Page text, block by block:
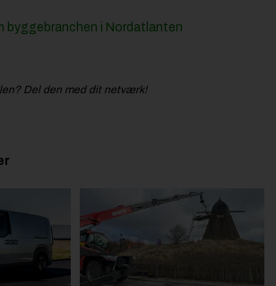
byggebranchen i Nordatlanten
Del den med dit netværk!